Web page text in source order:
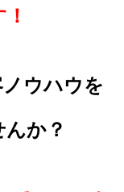
ウハウを
か？